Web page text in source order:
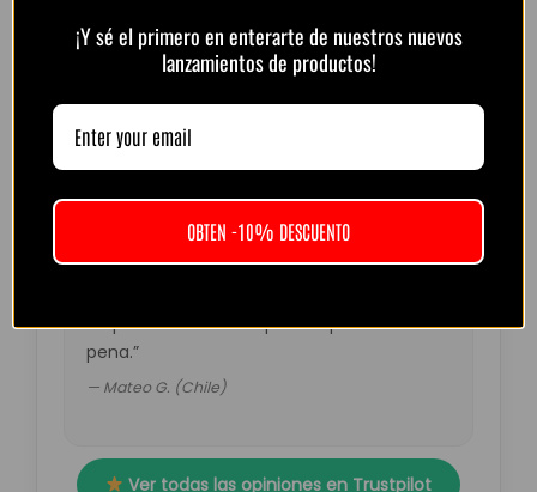
“Muy buena calidad por el precio. Atención
por WhatsApp rápida y amable.
— Diego R. (Argentina)
“Pedí la del Barça retro. Muy top, colores
un poco más de lo esperado pero valió la
pena.”
— Mateo G. (Chile)
Ver todas las opiniones en Trustpilot
¡Y sé el primero en enterarte de nuestros nuevos
lanzamientos de productos!
OBTEN -10% DESCUENTO